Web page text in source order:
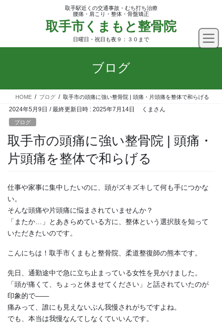
ツ
ッ
シ
移
取手駅近くの交通事故・むち打ち治療
腰痛・肩こり・整体・骨盤矯正
取手市くまもと整骨院
日曜日・祝日も夜９：３０まで
ブログ
HOME ブログ 取手市の頭痛に強い整骨院 | 頭痛・片頭痛を整体で和らげる
2024年5月9日 / 最終更新日時 : 2025年7月14日 くまさん
ブログ
取手市の頭痛に強い整骨院 | 頭痛・
片頭痛を整体で和らげる
仕事や家事に集中したいのに、頭がズキズキして何も手につかな
い。
そんな頭痛や片頭痛に悩まされていませんか？
「またか…」とあきらめている方に、整体という選択肢を知って
いただきたいのです。
こんにちは！取手市くまもと整骨院、柔道整復師の熊本です。
先日、通勤途中で急に立ち止まっている女性を見かけました。
「頭が痛くて、ちょっと休ませてください」と話されていたのが
印象的で――
痛みって、誰にも見えないぶん我慢されがちですよね。
でも、本当は我慢なんてしなくていいんです。